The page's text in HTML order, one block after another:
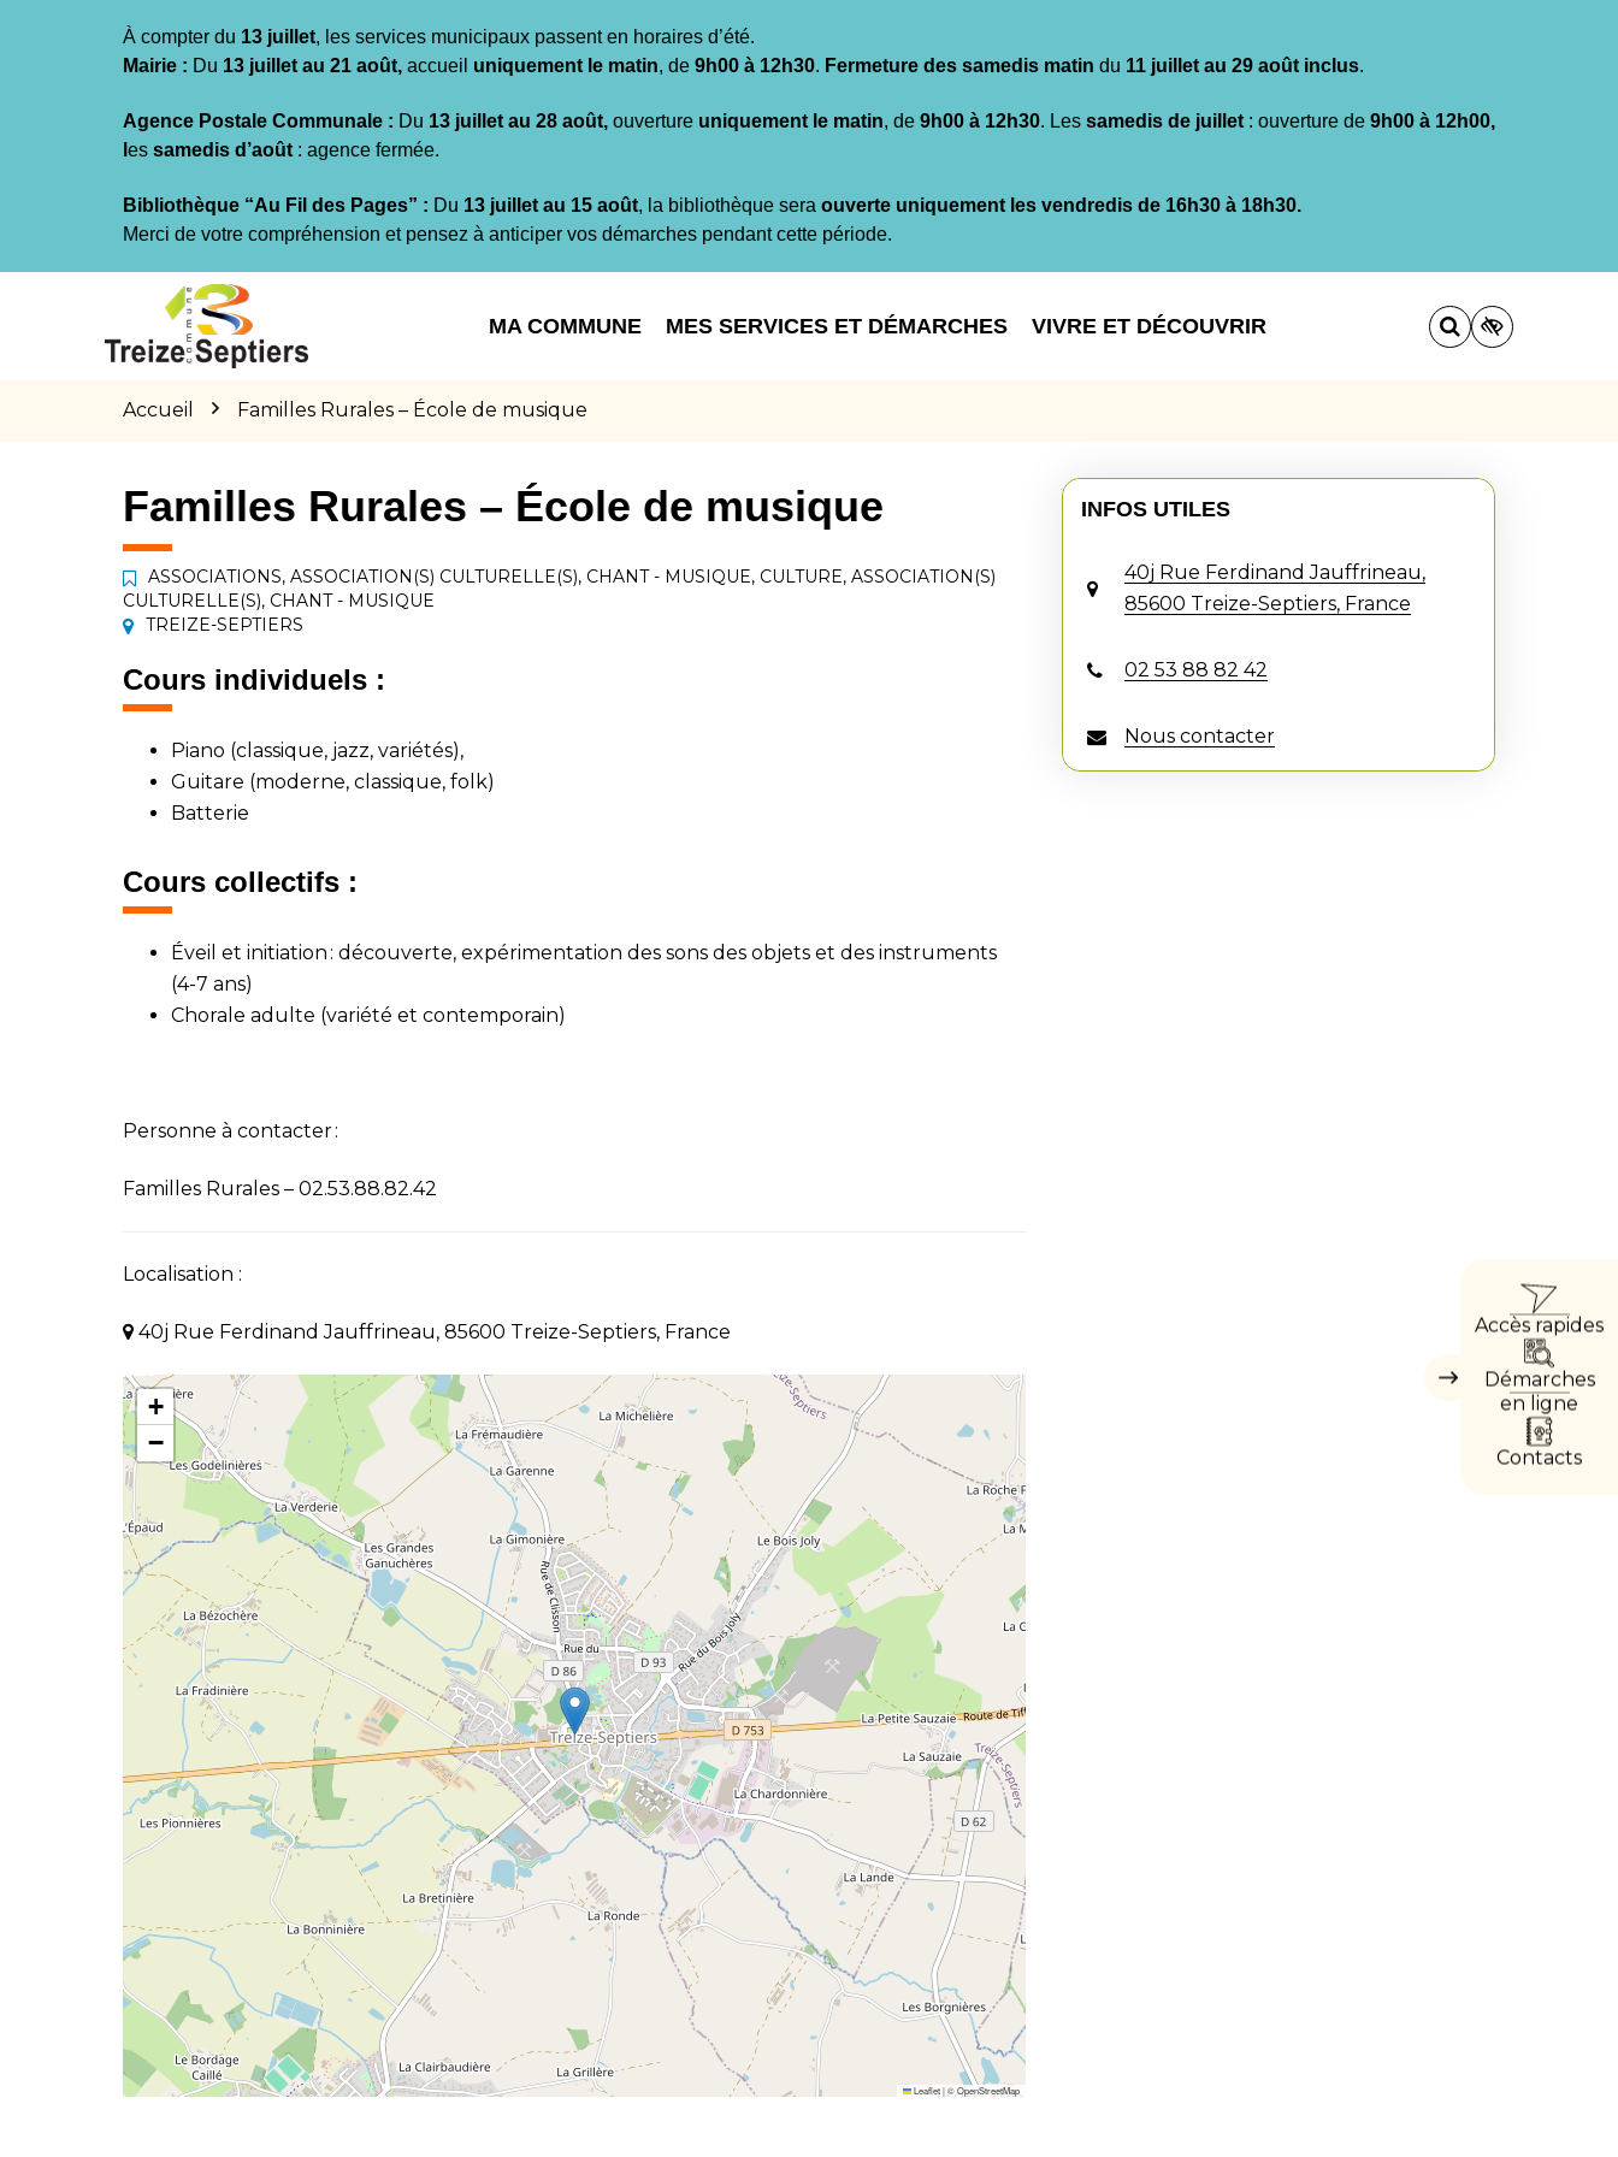
À compter du 13 juillet, les services municipaux passent en horaires d’été.
Mairie : Du 13 juillet au 21 août, accueil uniquement le matin, de 9h00 à 12h30. Fermeture des samedis matin du 11 juillet au 29 août inclus.
Agence Postale Communale : Du 13 juillet au 28 août, ouverture uniquement le matin, de 9h00 à 12h30. Les samedis de juillet : ouverture de 9h00 à 12h00,
es samedis d’août : agence fermée.
Bibliothèque “Au Fil des Pages” : Du 13 juillet au 15 août, la bibliothèque sera ouverte uniquement les vendredis de 16h30 à 18h30.
Merci de votre compréhension et pensez à anticiper vos démarches pendant cette période.
MA COMMUNE MES SERVICES ET DÉMARCHES VIVRE ET DÉCOUVRIR
Accueil Familles Rurales – École de musique
Masquer
Accès rapides
Démarches
en ligne
Contacts
Familles Rurales – École de musique
ASSOCIATIONS, ASSOCIATION(S) CULTURELLE(S), CHANT - MUSIQUE, CULTURE, ASSOCIATION(S)
CULTURELLE(S), CHANT - MUSIQUE
TREIZE-SEPTIERS
Cours individuels :
Piano (classique, jazz, variétés),
Guitare (moderne, classique, folk)
Batterie
Cours collectifs :
Éveil et initiation : découverte, expérimentation des sons des objets et des instruments
(4-7 ans)
Chorale adulte (variété et contemporain)
Personne à contacter :
Familles Rurales – 02.53.88.82.42
Localisation :
40j Rue Ferdinand Jauffrineau, 85600 Treize-Septiers, France
+
−
Leaflet|©OpenStreetMap
INFOS UTILES
40j Rue Ferdinand Jauffrineau,
85600 Treize-Septiers, France
02 53 88 82 42
Nous contacter